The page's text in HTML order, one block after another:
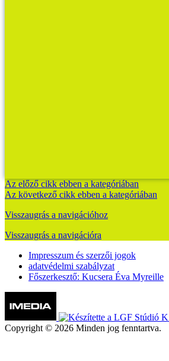
Az előző cikk ebben a kategóriában
Az következő cikk ebben a kategóriában
Visszaugrás a navigációhoz
Visszaugrás a navigációra
Impresszum és szerzői jogok
adatvédelmi szabályzat
Főszerkesztő: Kucsera Éva Myreille
Copyright © 2026 Minden jog fenntartva.